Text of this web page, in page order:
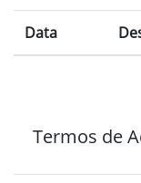
Data
Termos de